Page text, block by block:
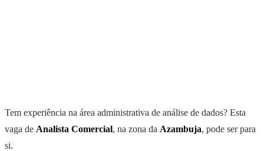
Tem experiência na área administrativa de análise de dados? Esta
vaga de Analista Comercial, na zona da Azambuja, pode ser para
si.